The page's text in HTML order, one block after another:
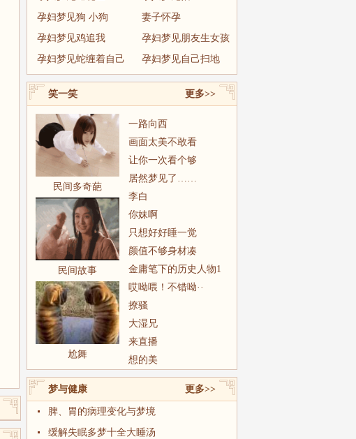
孕妇梦见狗 小狗
妻子怀孕
孕妇梦见鸡追我
孕妇梦见朋友生女孩
孕妇梦见蛇缠着自己
孕妇梦见自己扫地
更多>>
笑一笑
民间多奇葩
民间故事
尬舞
一路向西
画面太美不敢看
让你一次看个够
居然梦见了……
李白
你妹啊
只想好好睡一觉
颜值不够身材凑
金庸笔下的历史人物1
哎呦喂！不错呦··
撩骚
大湿兄
来直播
想的美
更多>>
梦与健康
脾、胃的病理变化与梦境
缓解失眠多梦十全大睡汤